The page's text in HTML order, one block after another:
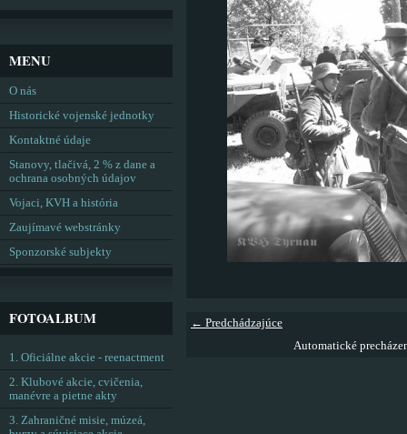
← Predchádzajúce
Automatické
MENU
O nás
Historické vojenské jednotky
Kontaktné údaje
Stanovy, tlačivá, 2 % z dane a
ochrana osobných údajov
Vojaci, KVH a história
Zaujímavé webstránky
Sponzorské subjekty
FOTOALBUM
1. Oficiálne akcie - reenactment
2. Klubové akcie, cvičenia,
manévre a pietne akty
3. Zahraničné misie, múzeá,